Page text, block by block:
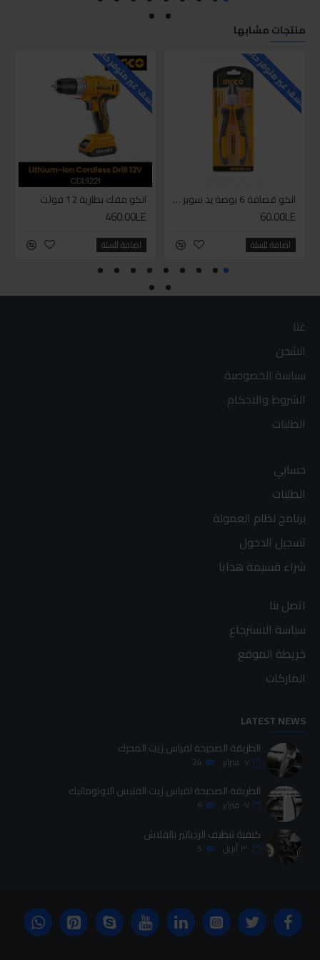
منتجات مشابها
للاسف غير متوفر حاليا
انكو قصافة 6 بوصة يد سوبر وان
60.00LE
اضافة للسلة
للاسف غير متوفر حاليا
انكو مفك بطارية 12 فولت
460.00LE
اضافة للسلة
عنا
الشحن
سياسة الخصوصية
الشروط والاحكام
الطلبات
حسابي
الطلبات
برنامج نظام العمولة
تسجيل الدخول
شراء قسيمة هدايا
اتصل بنا
سياسة الاسترجاع
خريطة الموقع
الماركات
LATEST NEWS
الطريقة الصحيحة لقياس زيت المحرك
٠٧ فبراير 24
الطريقة الصحيحة لقياس زيت الفتيس الاوتوماتيك
٠٧ فبراير 6
كيفية تنظيف الردياتير بالفلاش
٣٠ أبريل 5